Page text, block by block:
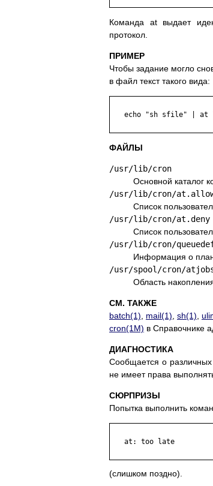
Команда at выдает
протокол.
ПРИМЕР
Чтобы задание могло
в файл текст такого вида:
echo "sh sfile" | at
ФАЙЛЫ
/usr/lib/cron
Основной каталог
/usr/lib/cron/
Список
/usr/lib/cron/at.deny
Список
/usr/lib/cron/
Информация о
/usr/spool/cron/
Область
СМ. ТАКЖЕ
batch(1)
mail(1) sh(1)
cron(1M) в Справочнике
ДИАГНОСТИКА
Сообщается о различных
не имеет права
СЮРПРИЗЫ
Попытка выполнить
   at: too late
(слишком поздно).